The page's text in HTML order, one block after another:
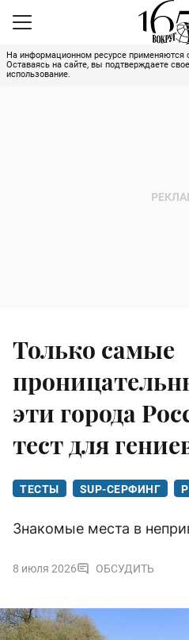
На информационном ресурсе применяются
Оставаясь на сайте, вы подтверждаете свое
использование.
Только самые
эти города
тест для
ТЕСТЫ SUP-СЕРФИНГ
Знакомые места в
8 июля 2026 ОБСУДИТЬ